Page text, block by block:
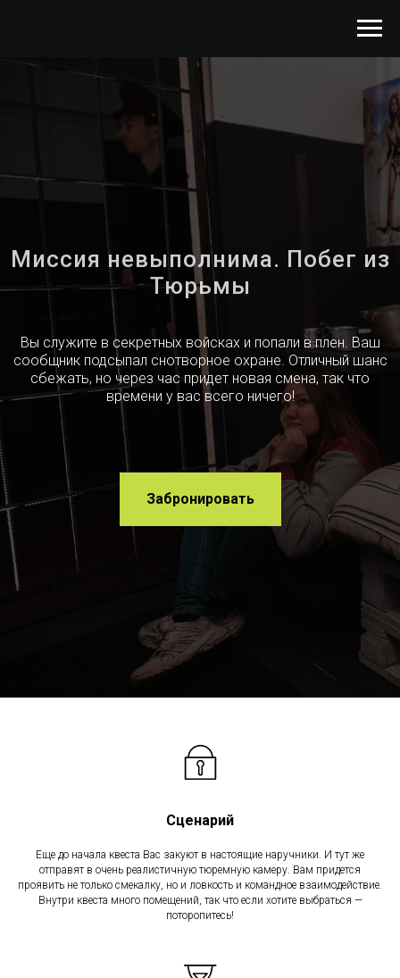
Миссия невыполнима. Побег из
Тюрьмы
Вы служите в секретных войсках и попали в плен. Ваш
сообщник подсыпал снотворное охране. Отличный шанс
сбежать, но через час придет новая смена, так что
времени у вас всего ничего!
Забронировать
Сценарий
Еще до начала квеста Вас закуют в настоящие наручники. И тут же
отправят в очень реалистичную тюремную камеру. Вам придется
проявить не только смекалку, но и ловкость и командное взаимодействие.
Внутри квеста много помещений, так что если хотите выбраться —
поторопитесь!